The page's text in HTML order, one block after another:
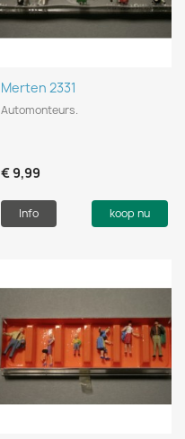
Merten 2331
Automonteurs.
€ 9,99
Info koop nu